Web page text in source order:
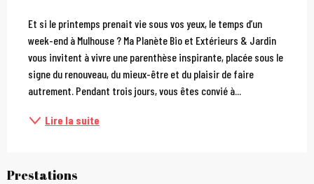
Description
Et si le printemps prenait vie sous vos yeux, le temps d’un
week-end à Mulhouse ? Ma Planète Bio et Extérieurs & Jardin
vous invitent à vivre une parenthèse inspirante, placée sous le
signe du renouveau, du mieux-être et du plaisir de faire
autrement. Pendant trois jours, vous êtes convié à...
Lire la suite
Prestations